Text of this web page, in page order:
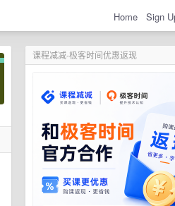
Home Sign
课程减减-极客时间优惠返现